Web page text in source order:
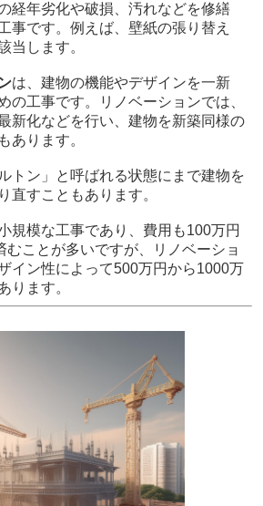
経年劣化や破損、汚れなどを修繕
事です。例えば、壁紙の張り替え
当します。
は、建物の機能やデザインを一新
の工事です。リノベーションでは、
新化などを行い、建物を新築同様の
あります。
トン」と呼ばれる状態にまで建物を
直すこともあります。
規模な工事であり、費用も100万円
むことが多いですが、リノベーショ
イン性によって500万円から1000万
ります。